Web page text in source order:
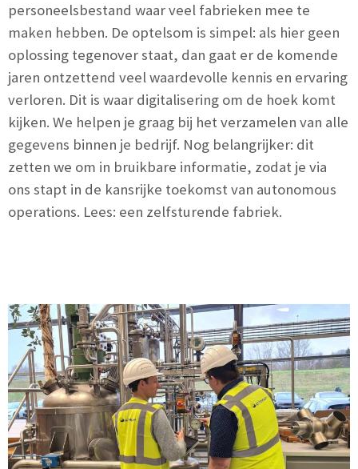
personeelsbestand waar veel fabrieken mee te
maken hebben. De optelsom is simpel: als hier geen
oplossing tegenover staat, dan gaat er de komende
jaren ontzettend veel waardevolle kennis en ervaring
verloren. Dit is waar digitalisering om de hoek komt
kijken. We helpen je graag bij het verzamelen van alle
gegevens binnen je bedrijf. Nog belangrijker: dit
zetten we om in bruikbare informatie, zodat je via
ons stapt in de kansrijke toekomst van autonomous
operations. Lees: een zelfsturende fabriek.